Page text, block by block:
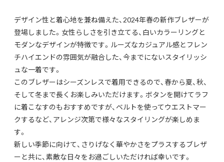
デザイン性と着心地を兼ね備えた、2024年春の新作ブレザーが
登場しました。女性らしさを引き立てる、白いカラーリングと
モダンなデザインが特徴です。ルーズなカジュアル感とフレン
チハイエンドの雰囲気が融合した、今までにないスタイリッシ
ュな一着です。
このブレザーはシーズンレスで着用できるので、春から夏、秋、
そして冬まで長くお楽しみいただけます。ボタンを開けてラフ
に着こなすのもおすすめですが、ベルトを使ってウエストマー
クするなど、アレンジ次第で様々なスタイリングが楽しめま
す。
新しい季節に向けて、さりげなく華やかさをプラスするブレザ
ーと共に、素敵な日々をお過ごしいただければ幸いです。